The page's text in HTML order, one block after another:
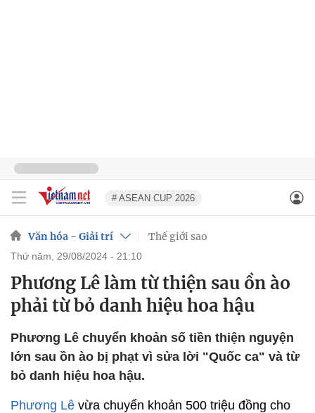
# ASEAN CUP 2026
Văn hóa - Giải trí Thế giới sao
thứ năm, 29/08/2024 - 21:10
Phương Lê làm từ thiện sau ồn ào
phải từ bỏ danh hiệu hoa hậu
Phương Lê chuyển khoản số tiền thiện nguyện
lớn sau ồn ào bị phạt vì sửa lời "Quốc ca" và từ
bỏ danh hiệu hoa hậu.
Phương Lê vừa chuyển khoản 500 triệu đồng cho